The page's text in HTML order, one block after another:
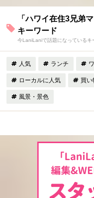
「ハワイ在住3兄弟
キーワード
今LaniLaniで話題になっているキ
人気 ランチ
ローカルに人気 買い
風景・景色